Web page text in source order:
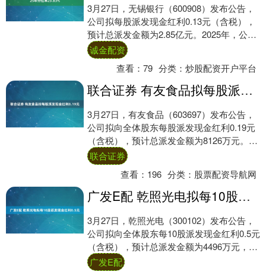
3月27日，无锡银行（600908）发布公告，
公司拟每股派发现金红利0.13元（含税），
预计总派发金额为2.85亿元。2025年，公司
现金分红金额占合并后归母净....
诚金配资
查看：79 分类：炒股配资开户平台
联合证券 有友食品拟每股派发现金红利0.19元
3月27日，有友食品（603697）发布公告，
公司拟向全体股东每股派发现金红利0.19元
（含税），预计总派发金额为8126万元。
2025年，有友食品实现收入1....
联合证券
查看： 196 分类： 股票配资导航网
广发E配 乾照光电拟每10股派发现金红利0.5元
3月27日，乾照光电（300102）发布公告，
公司拟向全体股东每10股派发现金红利0.5元
（含税），预计总派发金额为4496万元，占
2025年合并报表归母净利润....
广发E配